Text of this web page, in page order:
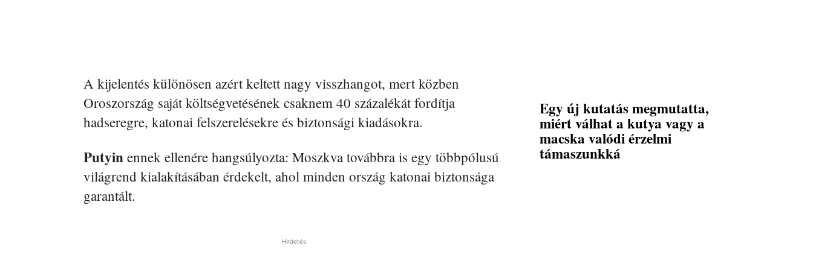
A kijelentés különösen azért keltett nagy visszhangot, mert közben
Oroszország saját költségvetésének csaknem 40 százalékát fordítja
hadseregre, katonai felszerelésekre és biztonsági kiadásokra.
Putyin ennek ellenére hangsúlyozta: Moszkva továbbra is egy többpólusú
világrend kialakításában érdekelt, ahol minden ország katonai biztonsága
garantált.
Hirdetés
Egy új kutatás megmutatta,
miért válhat a kutya vagy a
macska valódi érzelmi
támaszunkká